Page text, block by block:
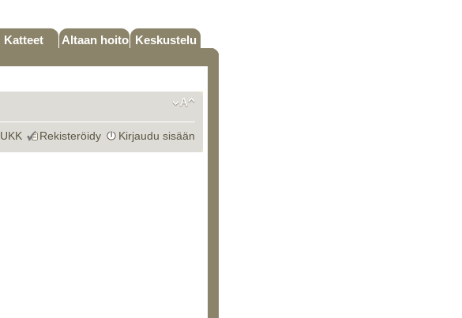
Katteet Altaan hoito Keskustelu
UKK Rekisteröidy Kirjaudu sisään